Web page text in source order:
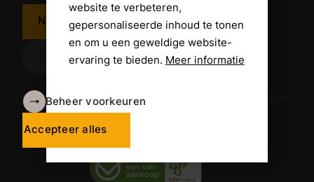
website te verbeteren,
gepersonaliseerde inhoud te tonen
en om u een geweldige website-
ervaring te bieden. Meer informatie
Beheer voorkeuren
Accepteer alles
Neem contact op
Algemene voorwaarden